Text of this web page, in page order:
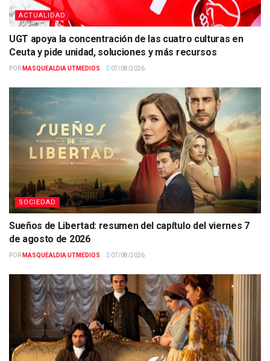
ACTUALIDAD
UGT apoya la concentración de las cuatro culturas en
Ceuta y pide unidad, soluciones y más recursos
POR MASQUEALDIA UTMEDIOS 07/08/2026
SOCIEDAD
Sueños de Libertad: resumen del capítulo del viernes 7
de agosto de 2026
POR MASQUEALDIA UTMEDIOS 07/08/2026